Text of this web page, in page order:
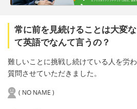
常に前を見続けることは大変
て英語でなんて言うの？
難しいことに挑戦し続けている人を労
質問させていただきました。
( NO NAME )